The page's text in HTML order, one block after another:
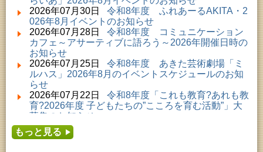
2026年08月01日 ～ 2026年08月23日 (大館市)
清澄コレクション未公開絵画展
2026年08月01日 ～ 2026年09月23日 (秋田市)
佐竹氏の名宝、雄大なる歴史を想う～武と雅～
2026年08月01日 ～ 2026年08月30日 (秋田市)
乳幼児・青少年教育「夏休み資料展示」
2026年08月01日 ～ 2026年08月25日 (秋田市)
工房雑がみランド2026
2026年08月01日 ～ 2026年08月23日 (秋田市)
子どもの読書活動推進事業「夏休みは図書館へ行こ
う－みんなの読みたい！知りたい！学びたい！をお
2026年08月01日 ～ 2026年08月30日 (秋田市)
成人教育「研修室開放」
2026年07月30日 令和8年度 ふれあーるAKITA・2
026年8月イベントのお知らせ
2026年07月28日 令和8年度 コミュニケーション
カフェ～アサーティブに語ろう～2026年開催日時の
お知らせ
2026年07月25日 令和8年度 あきた芸術劇場「ミ
ルハス」2026年8月のイベントスケジュールのお知
らせ
2026年07月22日 令和8年度「これも教育?あれも教
育?2026年度 子どもたちの”こころを育む活動”」大
募集のお知らせ
2026年07月16日
夏休み親子体験教室」募集のお知らせ
もっと見る